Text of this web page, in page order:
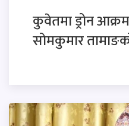
कुवेतमा ड्रोन
सोमकुमार